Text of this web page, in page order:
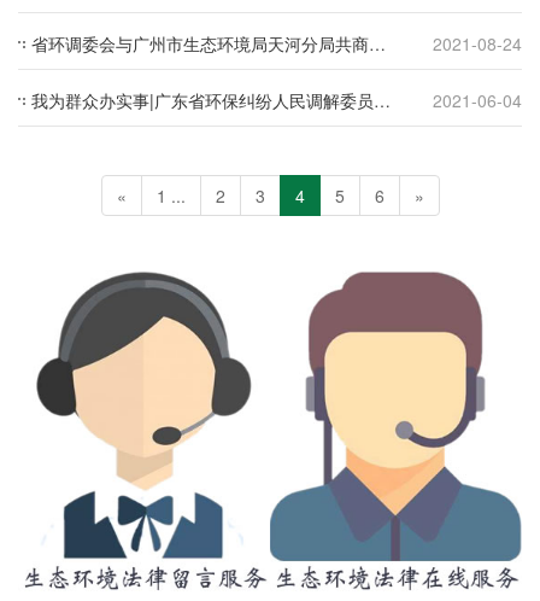
省环调委会与广州市生态环境局天河分局共商建立调解机制 2021-08-24
我为群众办实事|广东省环保纠纷人民调解委员会新址启动运行 2021-06-04
« 1 ... 2 3 4 5 6 »